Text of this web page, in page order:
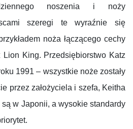
noszenia i noży
szeregi te wyraźnie się
noża łączącego cechy
King. Przedsiębiorstwo Katz
1991 – wszystkie noże zostały
przez założyciela i szefa, Keitha
w Japonii, a wysokie standardy